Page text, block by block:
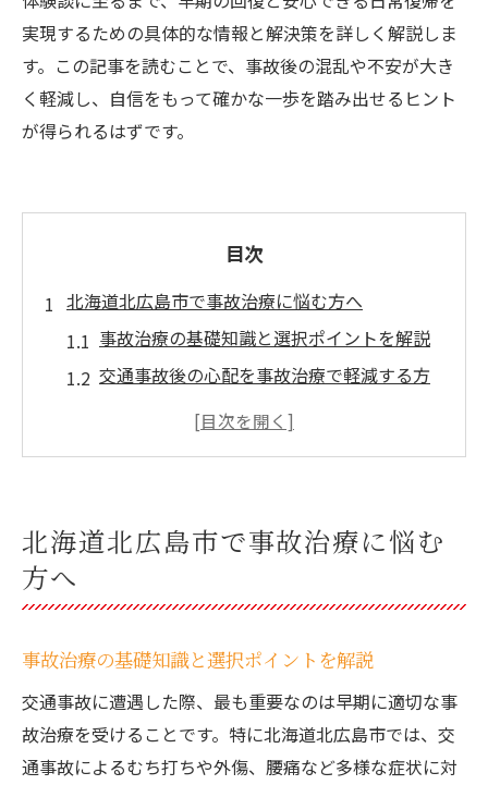
実現するための具体的な情報と解決策を詳しく解説しま
す。この記事を読むことで、事故後の混乱や不安が大き
く軽減し、自信をもって確かな一歩を踏み出せるヒント
が得られるはずです。
目次
北海道北広島市で事故治療に悩む方へ
事故治療の基礎知識と選択ポイントを解説
交通事故後の心配を事故治療で軽減する方
事故治療とサポート体制の全体像を知ろう
交通事故後の不安を事故治療で解消
北海道北広島市で事故治療を受ける際の安
心材料
事故治療の流れとサポート活用のポイント
交通事故被害後の事故治療と心身サポート
北海道北広島市で事故治療に悩む
方へ
事故治療の基礎知識と選択ポイントを解説
交通事故に遭遇した際、最も重要なのは早期に適切な事
故治療を受けることです。特に北海道北広島市では、交
通事故によるむち打ちや外傷、腰痛など多様な症状に対